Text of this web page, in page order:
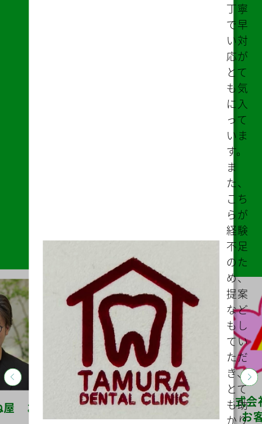
遠方
のた
め不
安な
部分
があ
りま
した
が、
ズー
ム等
によ
り説
明・
打ち
合わ
せな
どス
ムー
ズに
助成
金の
的確
なア
ドバ
イス
をし